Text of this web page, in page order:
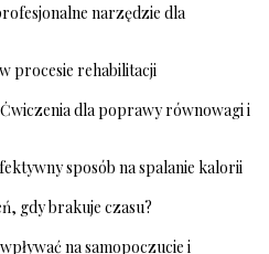
narzędzie dla
procesie rehabilitacji
dla poprawy równowagi i
sposób na spalanie kalorii
gdy brakuje czasu?
na samopoczucie i